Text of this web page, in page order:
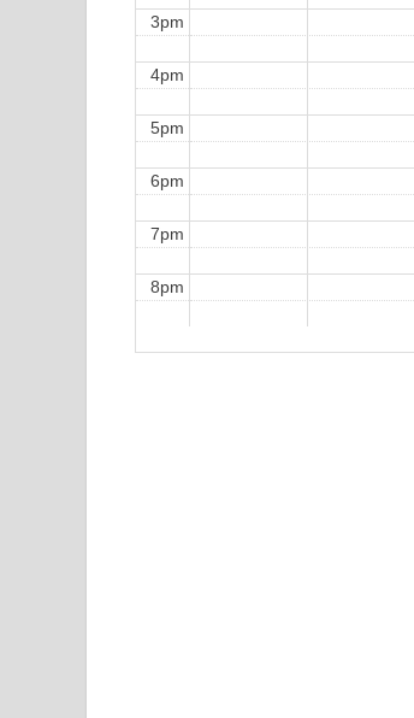
3pm
4pm
5pm
6pm
7pm
8pm